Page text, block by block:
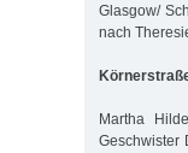
Glasgow/
nach
Martha
Geschwister